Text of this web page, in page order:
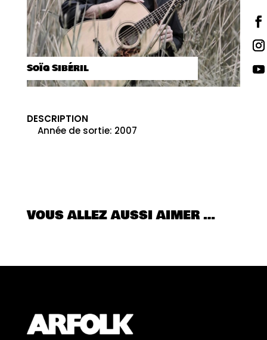
SOÏG SIBÉRIL
DESCRIPTION
Année de sortie: 2007
VOUS ALLEZ AUSSI AIMER …